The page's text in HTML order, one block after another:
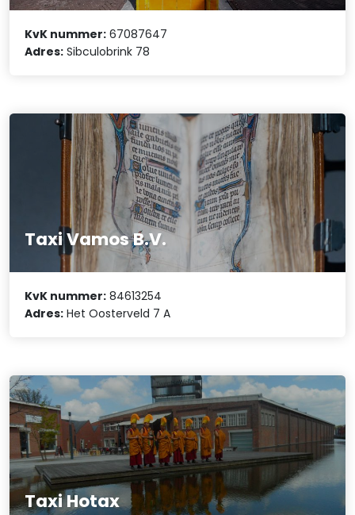
KvK nummer: 67087647
Adres: Sibculobrink 78
Taxi Vamos B.V.
KvK nummer: 84613254
Adres: Het Oosterveld 7 A
Taxi Hotax